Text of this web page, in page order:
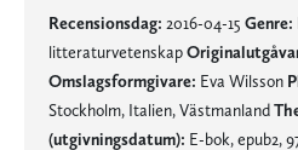
Recensionsdag: 2016-04-15 Genre:
litteraturvetenskap
Omslagsformgivare: Eva Wilsson
Stockholm, Italien, Västmanland
(utgivningsdatum): E-bok, epub2,